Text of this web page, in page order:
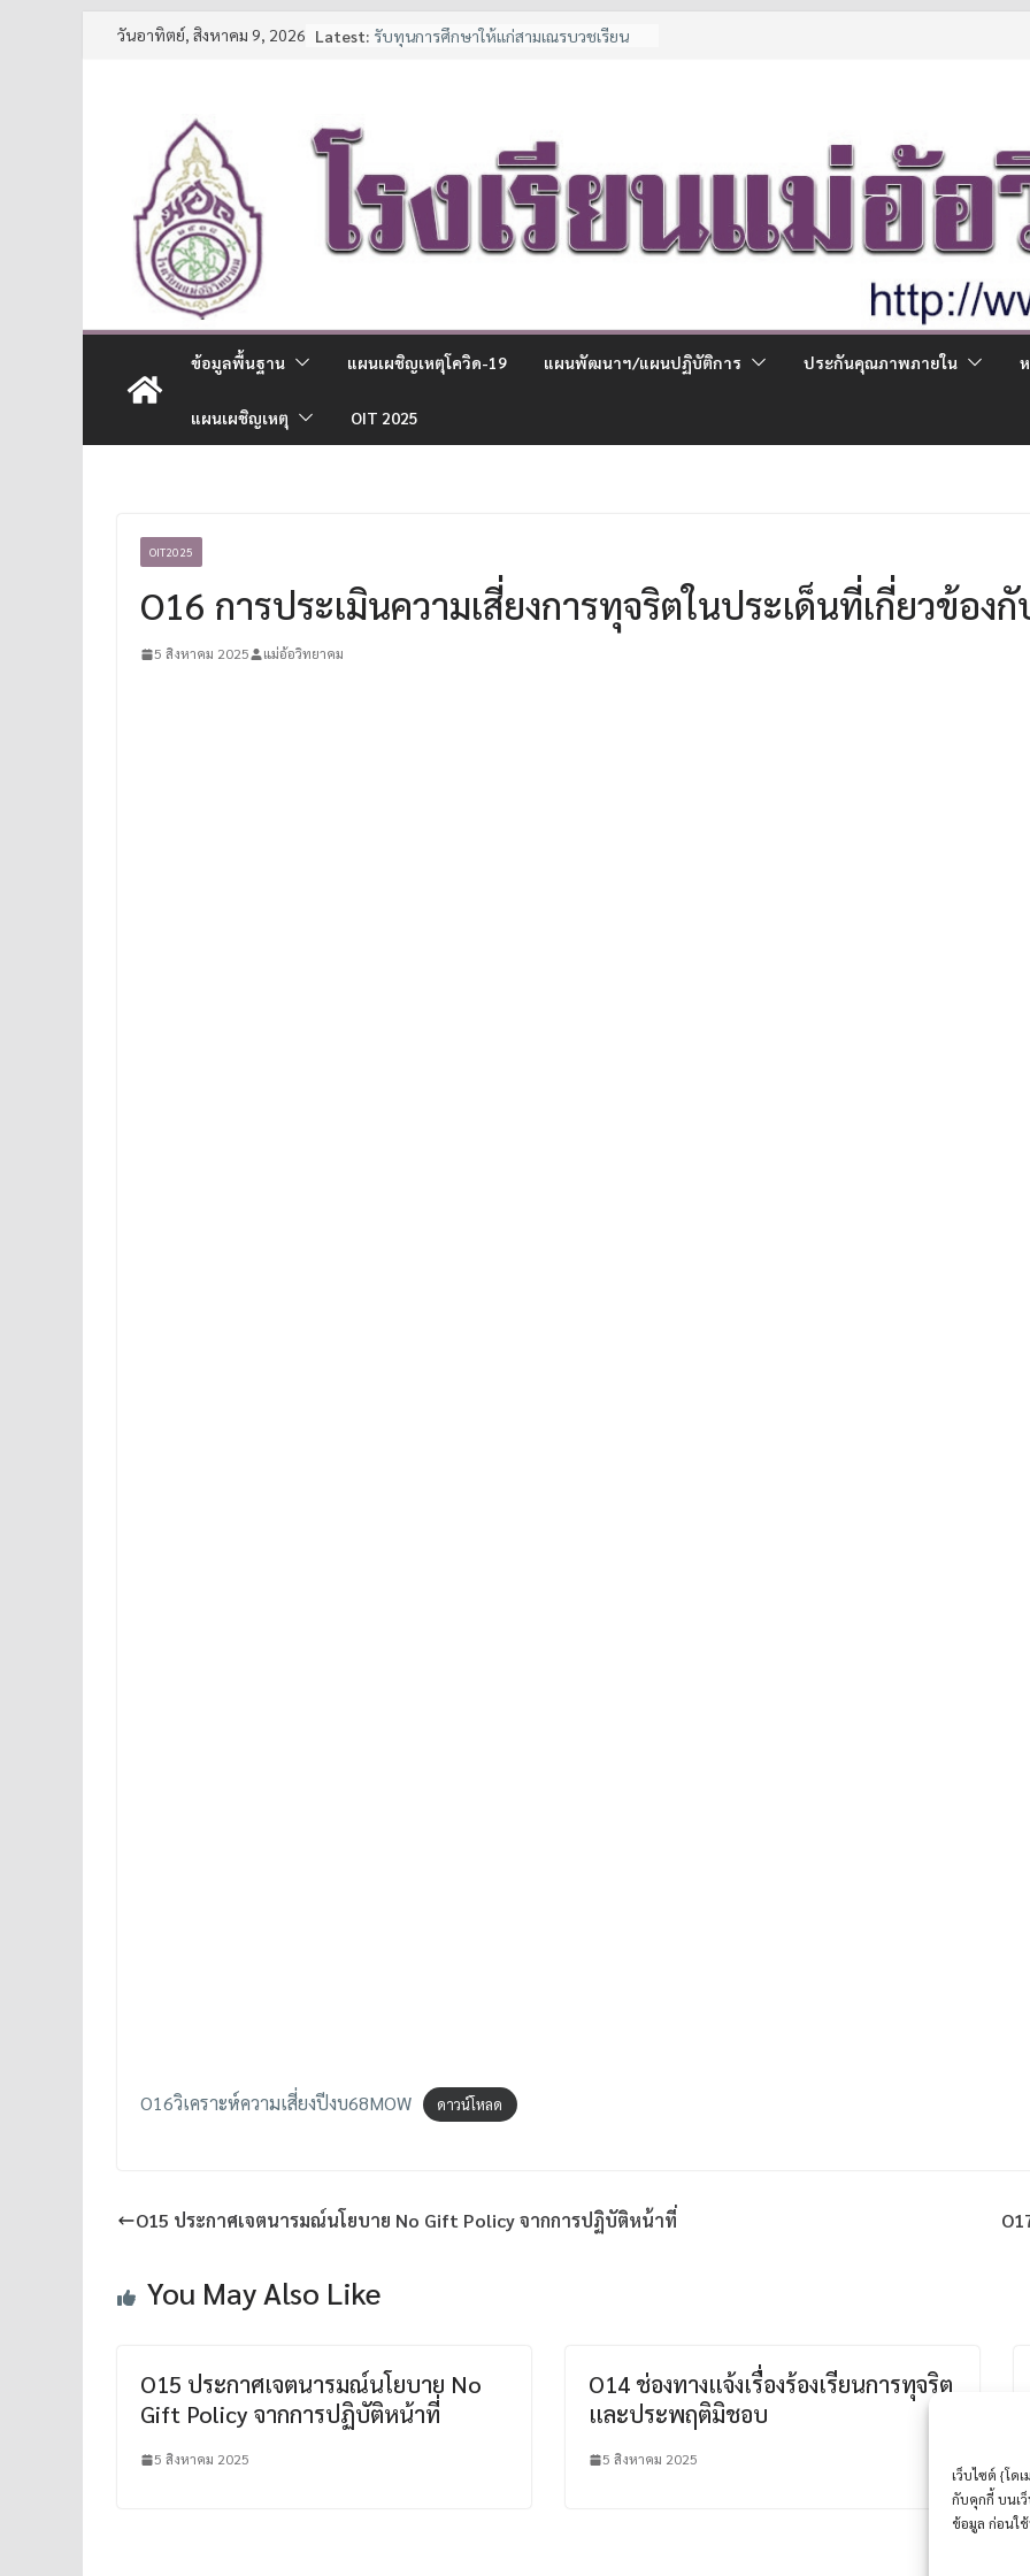
เว็บไซต์ {โด
กับคุกกี้ บนเ
ข้อมูล ก่อนใ
วันอาทิตย์, สิงหาคม 9, 2026 Latest: รับทุนการศึกษาให้แก่สามเณรบวชเรียน
ประกาศรายชื่อนักเรียนชั้น ม.1 และ ม.4 ปี
การศึกษา 2569
ประกาศรับสมัครนักเรียน
ข้อมูลพื้นฐาน แผนเผชิญเหตุโควิด-19 แผนพัฒนาฯ/แผนปฏิบัติการ ประกันคุณภาพภายใน
แผนเผชิญเหตุ OIT 2025
OIT2025
O16 การประเมินความเสี่ยงการทุจริตในประเด็นที่เกี่ยวข้อง
5 สิงหาคม 2025 แม่อ้อวิทยาคม
O16วิเคราะห์ความเสี่ยงปีงบ68MOW ดาวน์โหลด
O15 ประกาศเจตนารมณ์นโยบาย No Gift Policy จากการปฏิบัติหน้าที่
You May Also Like
O15 ประกาศเจตนารมณ์นโยบาย No
Gift Policy จากการปฏิบัติหน้าที่
5 สิงหาคม 2025
O14 ช่องทางแจ้งเรื่องร้องเรียนการทุจริต
และประพฤติมิชอบ
5 สิงหาคม 2025